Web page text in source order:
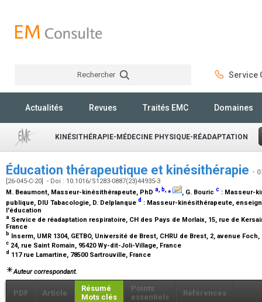
Rechercher Service
Actualités Revues Traités EMC Domaines
KINÉSITHÉRAPIE-MÉDECINE PHYSIQUE-RÉADAPTATION
Éducation thérapeutique et kinésithérapie -
[26-045-C-20] - Doi : 10.1016/S1283-0887(23)44935-3
M. Beaumont, Masseur-kinésithérapeute, PhD a, b,⁎ , G. Bouric c : Masseur-
publique, DIU Tabacologie, D. Delplanque d : Masseur-kinésithérapeute,
l'éducation
a Service de réadaptation respiratoire, CH des Pays de Morlaix, 15, rue de
France
b Inserm, UMR 1304, GETBO, Université de Brest, CHRU de Brest, 2, avenue
c 24, rue Saint Romain, 95420 Wy-dit-Joli-Village, France
d 117 rue Lamartine, 78500 Sartrouville, France
Auteur correspondant.
PDF Article
Résumé
Mots clés
Points
essentiels
Références